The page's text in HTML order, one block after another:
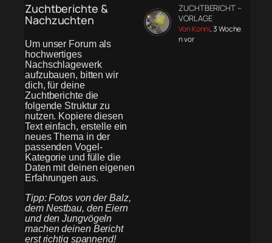
Zuchtberichte &
Nachzuchten
Um unser Forum als
hochwertiges
Nachschlagewerk
aufzubauen, bitten wir
dich, für deine
Zuchtberichte die
folgende Struktur zu
nutzen. Kopiere diesen
Text einfach, erstelle ein
neues Thema in der
passenden Vogel-
Kategorie und fülle die
Daten mit deinen eigenen
Erfahrungen aus.
Tipp: Fotos von der Balz,
dem Nestbau, den Eiern
und den Jungvögeln
machen deinen Bericht
erst richtig spannend!
ZUCHTBERICHT –
VORLAGE
Von Konni, 3 Woche
n vor